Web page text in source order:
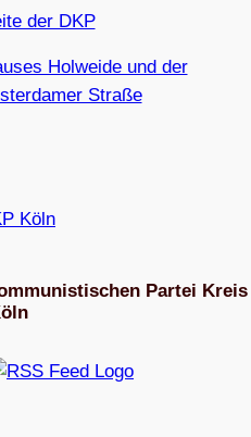
der DKP
Holweide und der
Straße
Partei Kreis